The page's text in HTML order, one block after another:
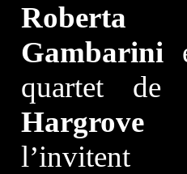
Roberta
Gambarini
quartet de
Hargrove